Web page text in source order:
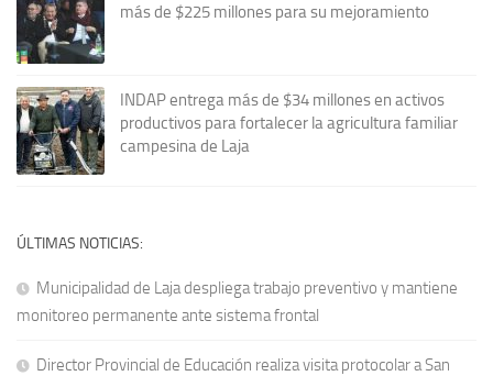
más de $225 millones para su mejoramiento
INDAP entrega más de $34 millones en activos
productivos para fortalecer la agricultura familiar
campesina de Laja
ÚLTIMAS NOTICIAS:
Municipalidad de Laja despliega trabajo preventivo y mantiene
monitoreo permanente ante sistema frontal
Director Provincial de Educación realiza visita protocolar a San